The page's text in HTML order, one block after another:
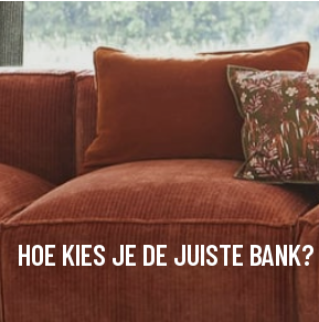
HOE KIES JE DE JUISTE BANK?